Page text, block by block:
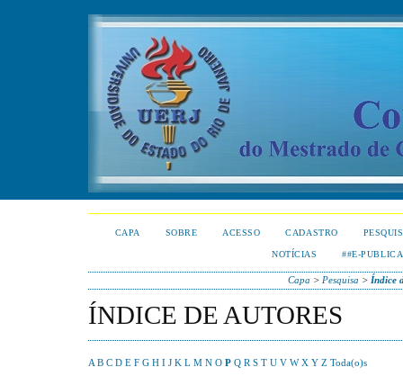
CAPA SOBRE ACESSO CADASTRO
NOTÍCIAS ##E-
Capa > Pesquisa > Índice
ÍNDICE DE AUTORES
A B C D E F G H I J K L M N O P Q R S T U V W X Y Z Toda(o)s